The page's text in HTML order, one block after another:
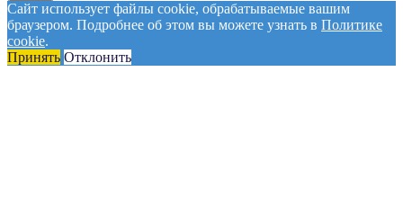
Сайт использует файлы cookie, обрабатываемые вашим
браузером. Подробнее об этом вы можете узнать в Политике
cookie.
Принять Отклонить